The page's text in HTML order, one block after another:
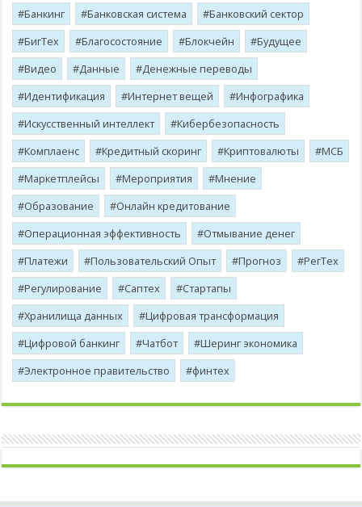
Банкинг
Банковская система
Банковский сектор
БигТех
Благосостояние Блокчейн
Будущее
Видео
Данные
Денежные переводы
Идентификация
Интернет вещей
Инфографика
Искусственный интеллект
Кибербезопасность
Комплаенс
Кредитный скоринг Криптовалюты
МСБ
Маркетплейсы
Мероприятия
Мнение
Образование
Онлайн кредитование
Операционная эффективность
Отмывание денег
Платежи
Пользовательский Опыт Прогноз
РегТех
Регулирование
Саптех
Стартапы
Хранилища данных
Цифровая трансформация
Цифровой банкинг
Чатбот
Шеринг экономика
Электронное правительство
финтех